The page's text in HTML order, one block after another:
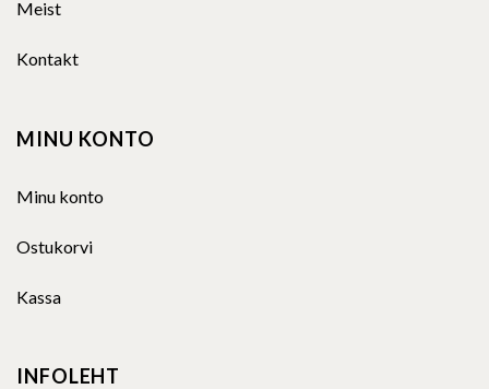
Meist
Kontakt
MINU KONTO
Minu konto
Ostukorvi
Kassa
INFOLEHT